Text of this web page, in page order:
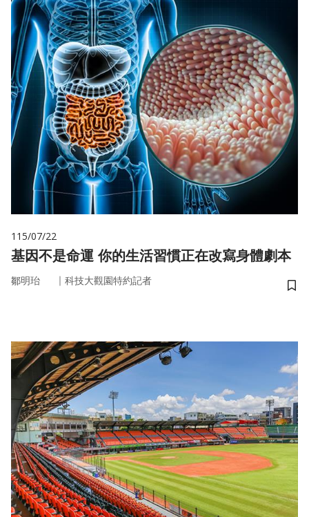
115/07/22
基因不是命運 你的生活習慣正在改寫身體劇本
鄒明珆 ｜ 科技大觀園特約記者
儲